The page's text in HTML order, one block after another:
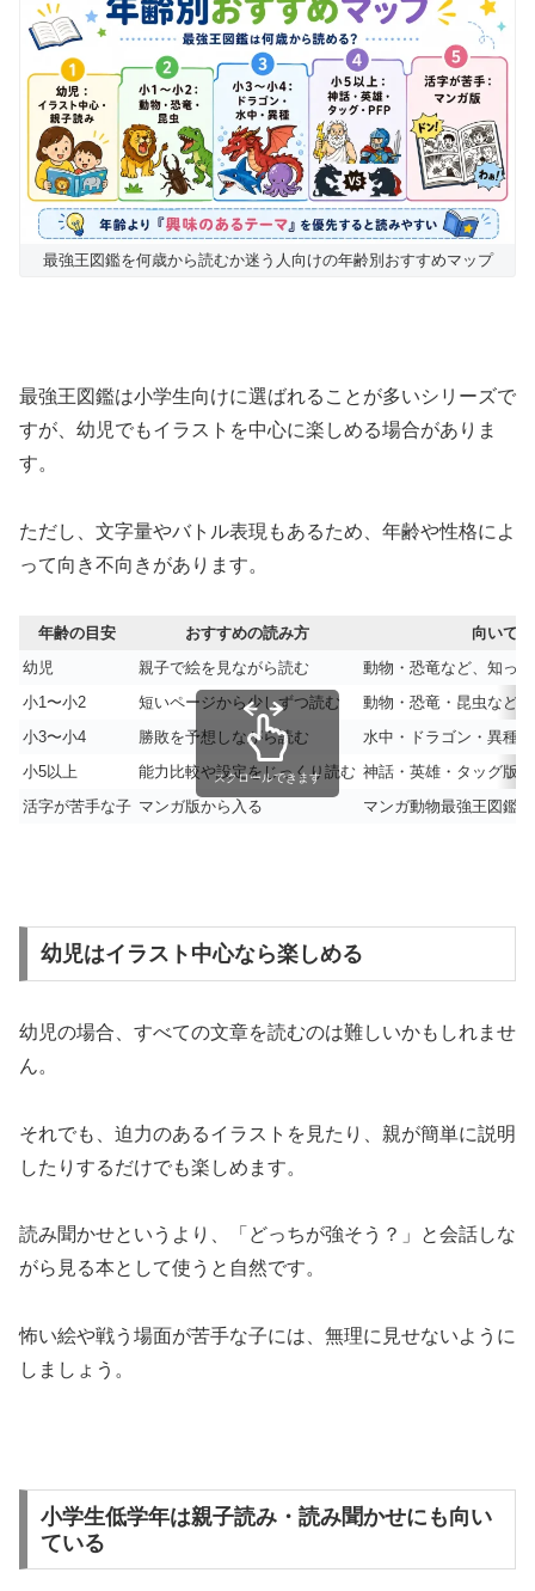
最強王図鑑を何歳から読むか迷う人向けの年齢別おすすめマップ
最強王図鑑は小学生向けに選ばれることが多いシリーズで
すが、幼児でもイラストを中心に楽しめる場合がありま
す。
ただし、文字量やバトル表現もあるため、年齢や性格によ
って向き不向きがあります。
年齢の目安 おすすめの読み方
向いて
幼児
親子で絵を見ながら読む
動物・恐竜など、知っ
小1〜小2
短いページから少しずつ読む
動物・恐竜・昆虫など
小3〜小4
勝敗を予想しながら読む
水中・ドラゴン・異種
小5以上
能力比較や設定をじっくり読む 神話・英雄・タッグ版
活字が苦手な子 マンガ版から入る マンガ動物最強王図鑑
スクロールできます
幼児はイラスト中心なら楽しめる
幼児の場合、すべての文章を読むのは難しいかもしれませ
ん。
それでも、迫力のあるイラストを見たり、親が簡単に説明
したりするだけでも楽しめます。
読み聞かせというより、「どっちが強そう？」と会話しな
がら見る本として使うと自然です。
怖い絵や戦う場面が苦手な子には、無理に見せないように
しましょう。
小学生低学年は親子読み・読み聞かせにも向い
ている